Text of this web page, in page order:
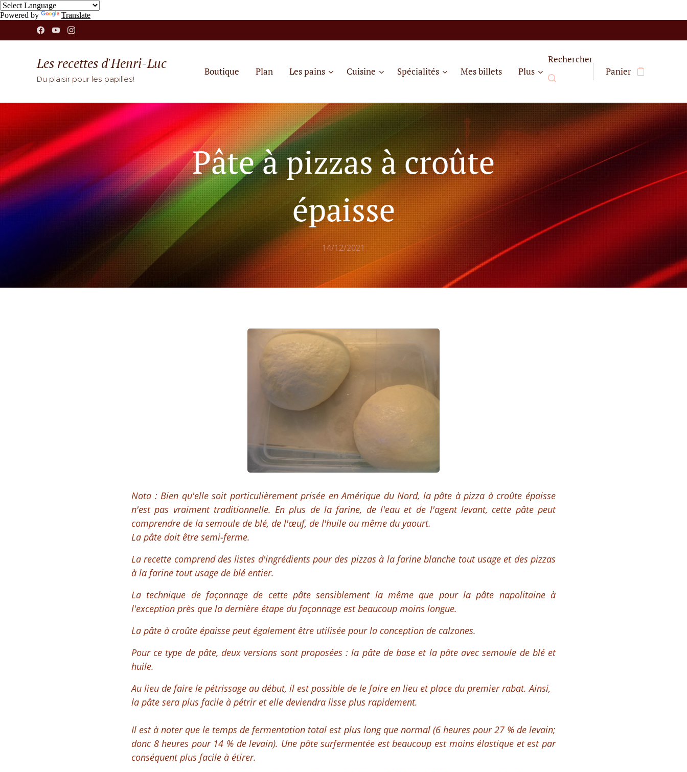
Powered by Translate
Les recettes d'Henri-Luc
Du plaisir pour les papilles!
Boutique Plan Les pains Cuisine Spécialités Mes billets Plus
Rechercher
Panier
Pâte à pizzas à croûte
épaisse
14/12/2021
Nota : Bien qu'elle soit particulièrement prisée en Amérique du Nord, la pâte à pizza à croûte épaisse
n'est pas vraiment traditionnelle. En plus de la farine, de l'eau et de l'agent levant, cette pâte peut
comprendre de la semoule de blé, de l'œuf, de l'huile ou même du yaourt.
La pâte doit être semi-ferme.
La recette comprend des listes d'ingrédients pour des pizzas à la farine blanche tout usage et des pizzas
à la farine tout usage de blé entier.
La technique de façonnage de cette pâte sensiblement la même que pour la pâte napolitaine à
l'exception près que la dernière étape du façonnage est beaucoup moins longue.
La pâte à croûte épaisse peut également être utilisée pour la conception de calzones.
Pour ce type de pâte, deux versions sont proposées : la pâte de base et la pâte avec semoule de blé et
huile.
Au lieu de faire le pétrissage au début, il est possible de le faire en lieu et place du premier rabat. Ainsi,
la pâte sera plus facile à pétrir et elle deviendra lisse plus rapidement.
Il est à noter que le temps de fermentation total est plus long que normal (6 heures pour 27 % de levain;
donc 8 heures pour 14 % de levain). Une pâte surfermentée est beaucoup est moins élastique et est par
conséquent plus facile à étirer.